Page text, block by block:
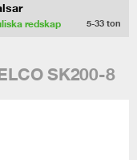
redskap 5-33 ton
SK200-8